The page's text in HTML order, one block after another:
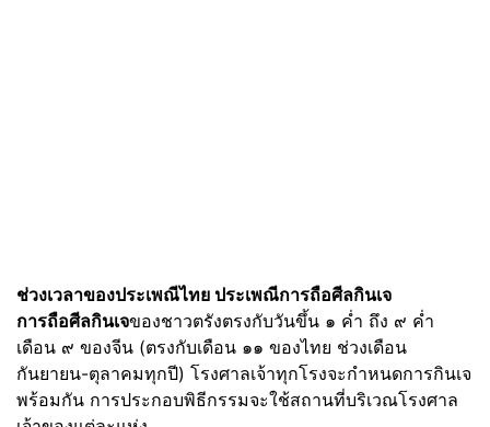
ช่วงเวลาของประเพณีไทย ประเพณีการถือศีลกินเจ
การถือศีลกินเจของชาวตรังตรงกับวันขึ้น ๑ ค่ำ ถึง ๙ ค่ำ
เดือน ๙ ของจีน (ตรงกับเดือน ๑๑ ของไทย ช่วงเดือน
กันยายน-ตุลาคมทุกปี) โรงศาลเจ้าทุกโรงจะกำหนดการกินเจ
พร้อมกัน การประกอบพิธีกรรมจะใช้สถานที่บริเวณโรงศาล